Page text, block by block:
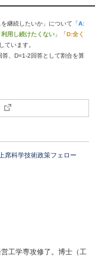
継続したいか」について「A:
用し続けたくない 」「D:全く
ています。
、D=1-2回答として割合を算
席科学技術政策フェロー
工学専攻修了。博士（工